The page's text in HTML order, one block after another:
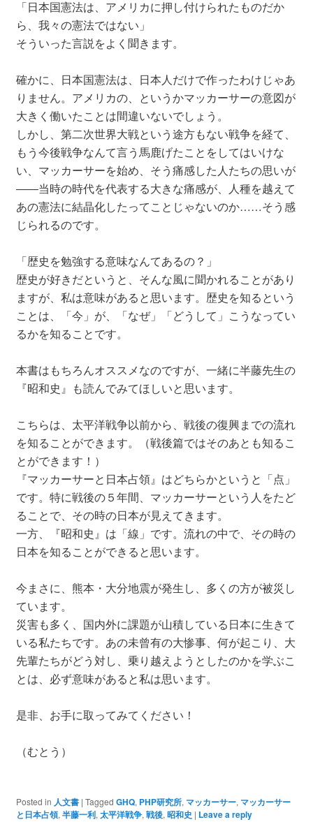
「日本国憲法は、アメリカに押し付けられたものだか
ら、我々の憲法ではない」
そういった言説をよく聞きます。
確かに、日本国憲法は、日本人だけで作ったわけじゃあ
りません。アメリカの、というかマッカーサーの意図が
大きく働いたことは間違いないでしょう。
しかし、第二次世界大戦という途方もない戦争を経て、
もう今後戦争なんて言う馬鹿げたことをしてはいけな
い、マッカーサーを始め、そう痛感した人たちの思いが
――当時の時代を代表する大きな痛感が、人種を越えて
あの憲法に結晶化したってことじゃないのか……そう感
じられるのです。
「歴史を勉強する意味なんてあるの？」
歴史が好きだというと、そんな風に聞かれることがあり
ますが、私は意味があると思います。歴史を知るという
ことは、「今」が、「なぜ」「どうして」こうなってい
るかを知ることです。
本書はもちろんオススメなのですが、一緒に半藤先生の
『昭和史』も読んでみてほしいと思います。
こちらは、太平洋戦争以前から、戦後の復興までの流れ
を知ることができます。（戦後篇ではそのあとも知るこ
とができます！）
『マッカーサーと日本占領』はどちらかというと「点」
です。特に戦後の５年間、マッカーサーという人をたど
ることで、その時の日本が見えてきます。
一方、『昭和史』は「線」です。流れの中で、その時の
日本を知ることができると思います。
今まさに、熊本・大分地震が発生し、多くの方が被災し
ています。
災害も多く、国内外に課題が山積している日本に生きて
いる私たちです。あの未曾有の大惨事、何が起こり、大
先輩たちがどう対し、乗り越えようとしたのかを学ぶこ
とは、必ず意味があると私は思います。
是非、お手に取ってみてください！
（むとう）
Posted in 人文書 | Tagged GHQ, PHP研究所, マッカーサー, マッカーサー
と日本占領, 半藤一利, 太平洋戦争, 戦後, 昭和史 | Leave a reply